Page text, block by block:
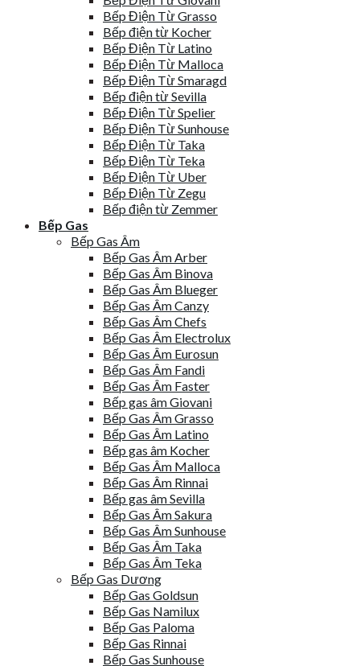
Bếp Điện Từ Grasso
Bếp điện từ Kocher
Bếp Điện Từ Latino
Bếp Điện Từ Malloca
Bếp Điện Từ Smaragd
Bếp điện từ Sevilla
Bếp Điện Từ Spelier
Bếp Điện Từ Sunhouse
Bếp Điện Từ Taka
Bếp Điện Từ Teka
Bếp Điện Từ Uber
Bếp Điện Từ Zegu
Bếp điện từ Zemmer
Bếp Gas
Bếp Gas Âm
Bếp Gas Âm Arber
Bếp Gas Âm Binova
Bếp Gas Âm Blueger
Bếp Gas Âm Canzy
Bếp Gas Âm Chefs
Bếp Gas Âm Electrolux
Bếp Gas Âm Eurosun
Bếp Gas Âm Fandi
Bếp Gas Âm Faster
Bếp gas âm Giovani
Bếp Gas Âm Grasso
Bếp Gas Âm Latino
Bếp gas âm Kocher
Bếp Gas Âm Malloca
Bếp Gas Âm Rinnai
Bếp gas âm Sevilla
Bếp Gas Âm Sakura
Bếp Gas Âm Sunhouse
Bếp Gas Âm Taka
Bếp Gas Âm Teka
Bếp Gas Dương
Bếp Gas Goldsun
Bếp Gas Namilux
Bếp Gas Paloma
Bếp Gas Rinnai
Bếp Gas Sunhouse